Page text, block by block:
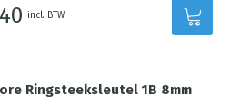
incl. BTW
Ringsteeksleutel 1B 8mm